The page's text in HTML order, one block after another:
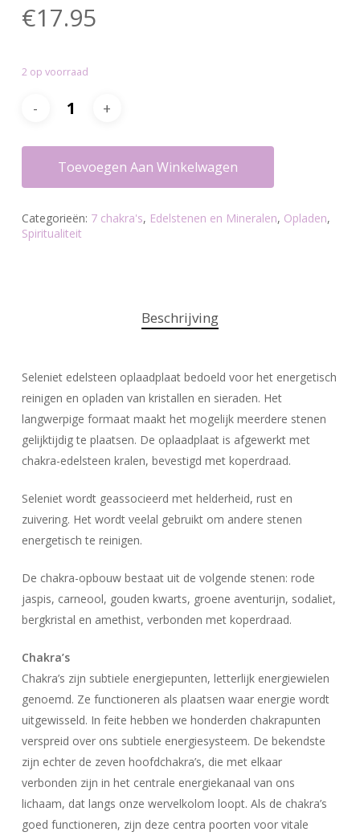
€17.95
2 op voorraad
Toevoegen Aan Winkelwagen
Categorieën: 7 chakra's, Edelstenen en Mineralen, Opladen,
Spiritualiteit
Beschrijving
Seleniet edelsteen oplaadplaat bedoeld voor het energetisch
reinigen en opladen van kristallen en sieraden. Het
langwerpige formaat maakt het mogelijk meerdere stenen
gelijktijdig te plaatsen. De oplaadplaat is afgewerkt met
chakra-edelsteen kralen, bevestigd met koperdraad.
Seleniet wordt geassocieerd met helderheid, rust en
zuivering. Het wordt veelal gebruikt om andere stenen
energetisch te reinigen.
De chakra-opbouw bestaat uit de volgende stenen: rode
jaspis, carneool, gouden kwarts, groene aventurijn, sodaliet,
bergkristal en amethist, verbonden met koperdraad.
Chakra’s
Chakra’s zijn subtiele energiepunten, letterlijk energiewielen
genoemd. Ze functioneren als plaatsen waar energie wordt
uitgewisseld. In feite hebben we honderden chakrapunten
verspreid over ons subtiele energiesysteem. De bekendste
zijn echter de zeven hoofdchakra’s, die met elkaar
verbonden zijn in het centrale energiekanaal van ons
lichaam, dat langs onze wervelkolom loopt. Als de chakra’s
goed functioneren, zijn deze centra poorten voor vitale